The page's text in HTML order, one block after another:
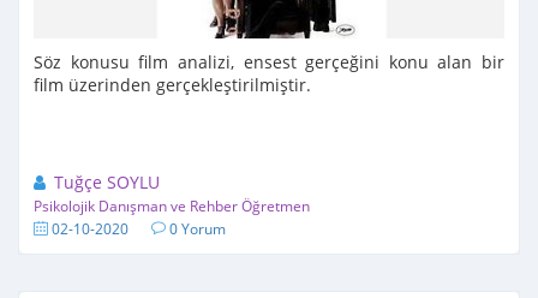
Söz konusu film analizi, ensest gerçeğini konu alan bir
film üzerinden gerçekleştirilmiştir.
Tuğçe SOYLU
Psikolojik Danışman ve Rehber Öğretmen
02-10-2020 0 Yorum